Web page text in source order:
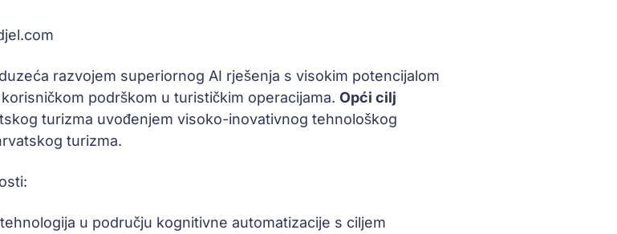
razvojem superiornog AI rješenja s visokim potencijalom
podrškom u turističkim operacijama. Opći cilj
turizma uvođenjem visoko-inovativnog tehnološkog
turizma.
u području kognitivne automatizacije s ciljem